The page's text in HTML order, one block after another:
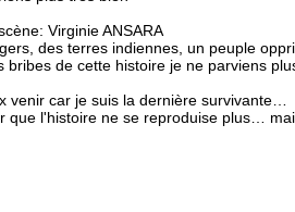
Virginie ANSARA
des terres indiennes, un peuple
de cette histoire je ne parviens
venir car je suis la dernière survivante…
que l'histoire ne se reproduise plus…